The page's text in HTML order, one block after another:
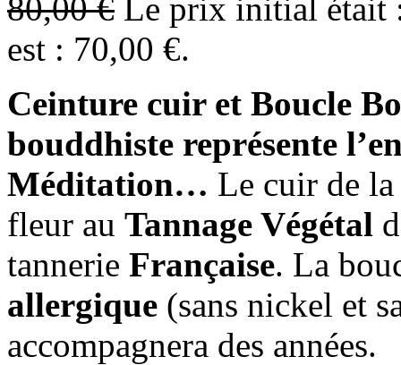
80,00€ Le prix initial était
est : 70,00 €.
Ceinture cuir et Boucle
bouddhiste représente
Méditation… Le cuir de la
fleur au Tannage Végétal
tannerie Française. La
allergique (sans nickel et
accompagnera des années.